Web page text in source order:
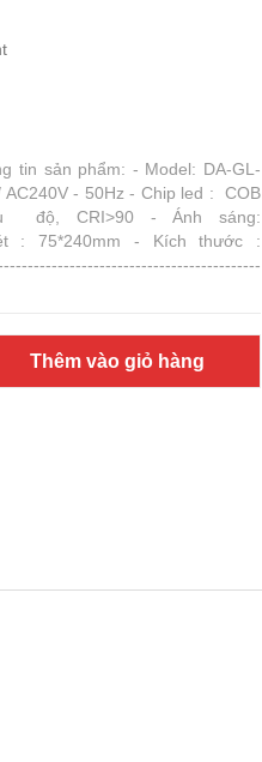
sản phẩm: - Model: DA-GL-
- 50Hz - Chip led : COB
độ, CRI>90 - Ánh sáng:
: 75*240mm - Kích thước :
Thêm vào giỏ hàng